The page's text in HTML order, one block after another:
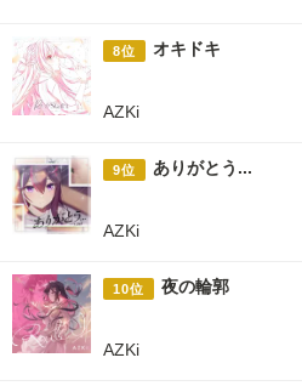
8位 オキドキ
AZKi
9位 ありがとう...
AZKi
10位 夜の輪郭
AZKi